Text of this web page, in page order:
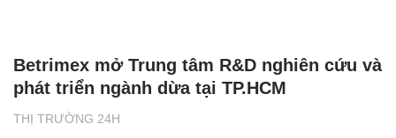
THỊ TRƯỜNG 24H
Betrimex mở Trung tâm R&D nghiên cứu và
phát triển ngành dừa tại TP.HCM